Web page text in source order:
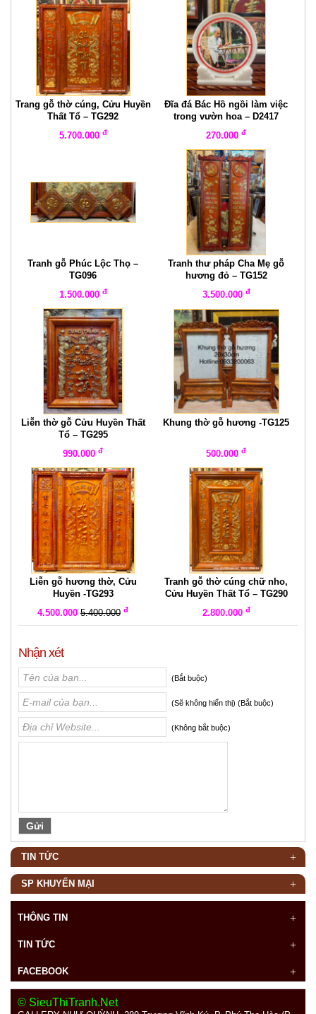
Trang gỗ thờ cúng, Cửu Huyền
Thất Tổ – TG292
5.700.000 đ
Đĩa đá Bác Hồ ngồi làm việc
trong vườn hoa – D2417
270.000 đ
Tranh gỗ Phúc Lộc Thọ –
TG096
1.500.000 đ
Tranh thư pháp Cha Mẹ gỗ
hương đỏ – TG152
3.500.000 đ
Liễn thờ gỗ Cửu Huyền Thất
Tổ – TG295
990.000 đ
Khung thờ gỗ hương -TG125
500.000 đ
Liễn gỗ hương thờ, Cửu
Huyền -TG293
4.500.000 5.400.000 đ
Tranh gỗ thờ cúng chữ nho,
Cửu Huyền Thất Tổ – TG290
2.800.000 đ
Nhận xét
(Bắt buộc)
(Sẽ không hiển thị) (Bắt buộc)
(Không bắt buộc)
TIN TỨC
SP KHUYẾN MẠI
THÔNG TIN
TIN TỨC
FACEBOOK
© SieuThiTranh.Net